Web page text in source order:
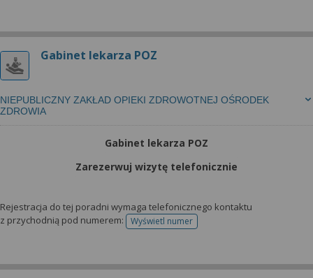
Gabinet lekarza POZ
NIEPUBLICZNY ZAKŁAD OPIEKI ZDROWOTNEJ OŚRODEK
ZDROWIA
Gabinet lekarza POZ
Zarezerwuj wizytę telefonicznie
Rejestracja do tej poradni wymaga telefonicznego kontaktu
z przychodnią pod numerem:
Wyświetl numertelefonu do rejestracji